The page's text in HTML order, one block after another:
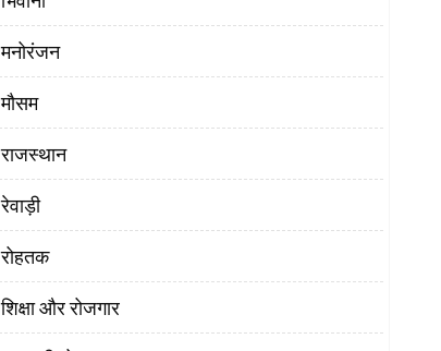
मनोरंजन
मौसम
राजस्थान
रेवाड़ी
रोहतक
शिक्षा और रोजगार